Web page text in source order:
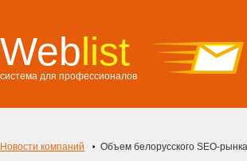
Weblist
система для профессионалов
Новости компаний Объем белорусского SEO-